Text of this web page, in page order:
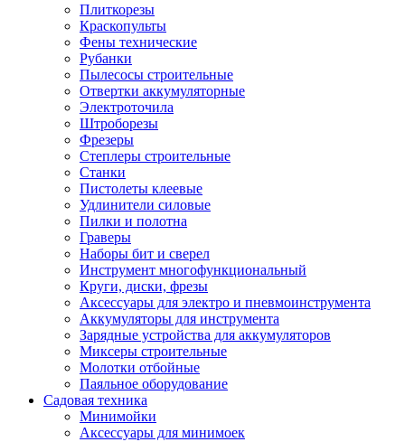
Усилители
Модуляторы fm
Аксессуары
Электроника
Видеорегистраторы
Радар-детекторы
Парковочные радары
Навигаторы и аксессуары
Навигаторы
Камеры заднего вида
Автомобильные антенны
Сигнализации автомобильные
Телевизоры и мониторы автомобильные
Аксессуары
Автолампы
Автомобильные провода, кабели,
Автомобильный инструмент
Автохимия
Аккумуляторы, зарядные устройства,
Домкраты
Компрессоры и манометры
Разветвители и адаптеры прикуривателя
Термохолодильники
Плиткорезы
Краскопульты
Фены технические
Рубанки
Пылесосы строительные
Отвертки аккумуляторные
Электроточила
Штроборезы
Фрезеры
Степлеры строительные
Станки
Пистолеты клеевые
Удлинители силовые
Пилки и полотна
Граверы
Наборы бит и сверел
Инструмент многофункциональный
Круги, диски, фрезы
Аксессуары для электро и пневмоинструмента
Аккумуляторы для инструмента
Зарядные устройства для аккумуляторов
Миксеры строительные
Молотки отбойные
Паяльное оборудование
Садовая техника
Минимойки
Аксессуары для минимоек